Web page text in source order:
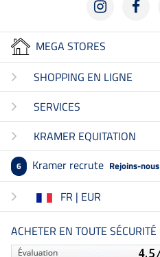
MEGA STORES
SHOPPING EN LIGNE
SERVICES
KRAMER EQUITATION
6 Kramer recrute Rejoins-nous
FR | EUR
ACHETER EN TOUTE SÉCURITÉ